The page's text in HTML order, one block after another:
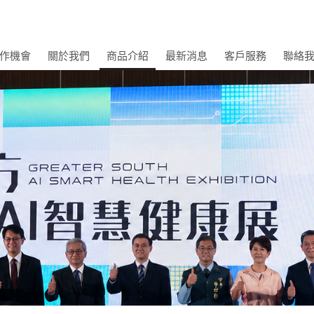
機會 關於我們 商品介紹 最新消息 客戶服務 聯絡